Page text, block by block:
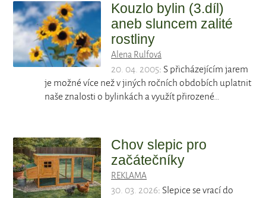
Kouzlo bylin (3.díl)
aneb sluncem zalité
rostliny
Alena Rulfová
20. 04. 2005: S přicházejícím jarem
je možné více než v jiných ročních obdobích uplatnit
naše znalosti o bylinkách a využít přirozené…
Chov slepic pro
začátečníky
REKLAMA
30. 03. 2026: Slepice se vrací do